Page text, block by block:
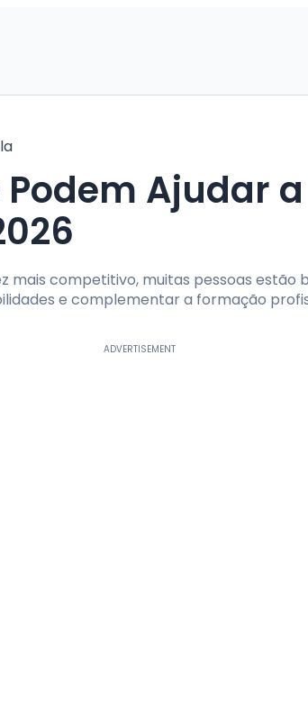
Podem Ajudar
mais competitivo, muitas pessoas estão
e complementar a formação
ADVERTISEMENT